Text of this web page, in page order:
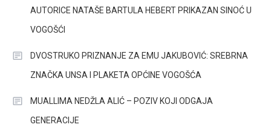
AUTORICE NATAŠE BARTULA HEBERT PRIKAZAN SINOĆ U
VOGOŠĆI
DVOSTRUKO PRIZNANJE ZA EMU JAKUBOVIĆ: SREBRNA
ZNAČKA UNSA I PLAKETA OPĆINE VOGOŠĆA
MUALLIMA NEDŽLA ALIĆ – POZIV KOJI ODGAJA
GENERACIJE